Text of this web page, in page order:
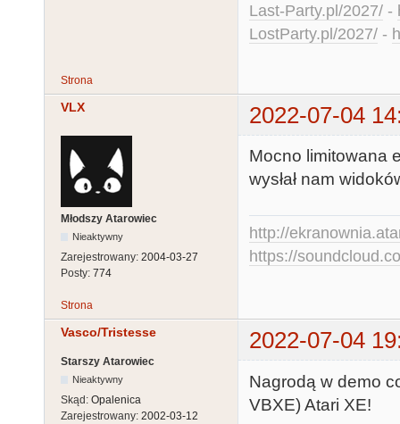
Last-Party.pl/2027/ -
LostParty.pl/2027/ -
Strona
VLX 2022-07-04
Młodszy Atarowiec
Nieaktywny
Zarejestrowany: 2004-03-27
Posty: 774
Mocno limitowana
wysłał nam
http://
https://
Strona
Vasco/Tristesse 2022-07-04
Starszy Atarowiec
Nieaktywny
Skąd: Opalenica
Zarejestrowany: 2002-03-12
Nagrodą w demo
VBXE) Atari XE!